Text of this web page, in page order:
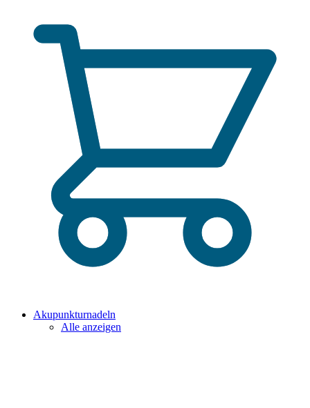
Akupunkturnadeln
Alle anzeigen